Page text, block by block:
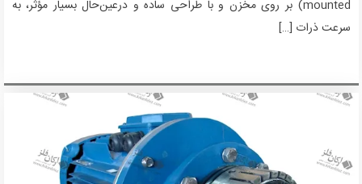
mounted) بر روی مخزن و با طراحی ساده و درعین‌حال بسیار مؤثر، به
سرعت ذرات […]